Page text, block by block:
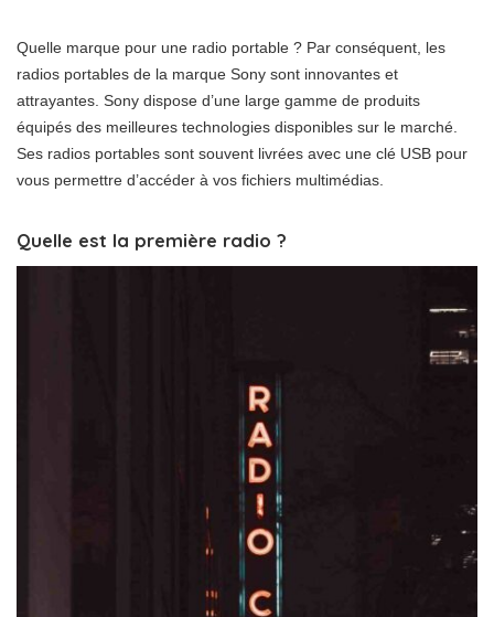
Quelle marque pour une radio portable ? Par conséquent, les
radios portables de la marque Sony sont innovantes et
attrayantes. Sony dispose d’une large gamme de produits
équipés des meilleures technologies disponibles sur le marché.
Ses radios portables sont souvent livrées avec une clé USB pour
vous permettre d’accéder à vos fichiers multimédias.
Quelle est la première radio ?